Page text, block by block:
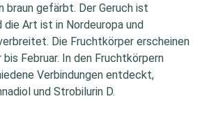
braun gefärbt. Der Geruch ist
die Art ist in Nordeuropa und
Die Fruchtkörper erscheinen
Februar. In den Fruchtkörpern
Verbindungen entdeckt,
und Strobilurin D.